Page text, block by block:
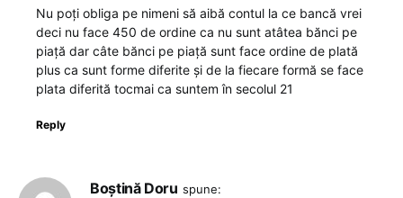
Nu poți obliga pe nimeni să aibă contul la ce bancă vrei
deci nu face 450 de ordine ca nu sunt atâtea bănci pe
piață dar câte bănci pe piață sunt face ordine de plată
plus ca sunt forme diferite și de la fiecare formă se face
plata diferită tocmai ca suntem în secolul 21
Reply
Boștină Doru spune: